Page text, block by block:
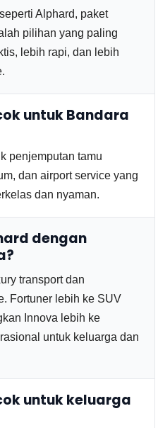
Alphard, paket
pilihan yang paling
lebih rapi, dan lebih
untuk Bandara
penjemputan tamu
dan airport service yang
dan nyaman.
dengan
transport dan
Fortuner lebih ke SUV
Innova lebih ke
untuk keluarga dan
untuk keluarga